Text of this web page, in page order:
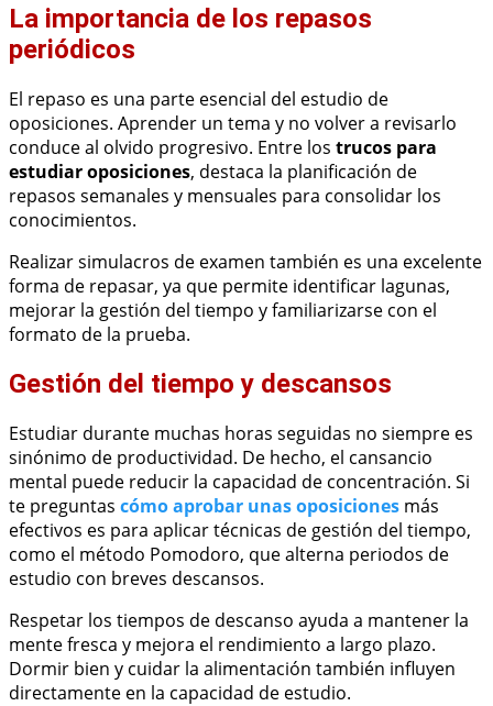
La importancia de los repasos
periódicos
El repaso es una parte esencial del estudio de
oposiciones. Aprender un tema y no volver a revisarlo
conduce al olvido progresivo. Entre los trucos para
estudiar oposiciones, destaca la planificación de
repasos semanales y mensuales para consolidar los
conocimientos.
Realizar simulacros de examen también es una excelente
forma de repasar, ya que permite identificar lagunas,
mejorar la gestión del tiempo y familiarizarse con el
formato de la prueba.
Gestión del tiempo y descansos
Estudiar durante muchas horas seguidas no siempre es
sinónimo de productividad. De hecho, el cansancio
mental puede reducir la capacidad de concentración. Si
te preguntas cómo aprobar unas oposiciones más
efectivos es para aplicar técnicas de gestión del tiempo,
como el método Pomodoro, que alterna periodos de
estudio con breves descansos.
Respetar los tiempos de descanso ayuda a mantener la
mente fresca y mejora el rendimiento a largo plazo.
Dormir bien y cuidar la alimentación también influyen
directamente en la capacidad de estudio.